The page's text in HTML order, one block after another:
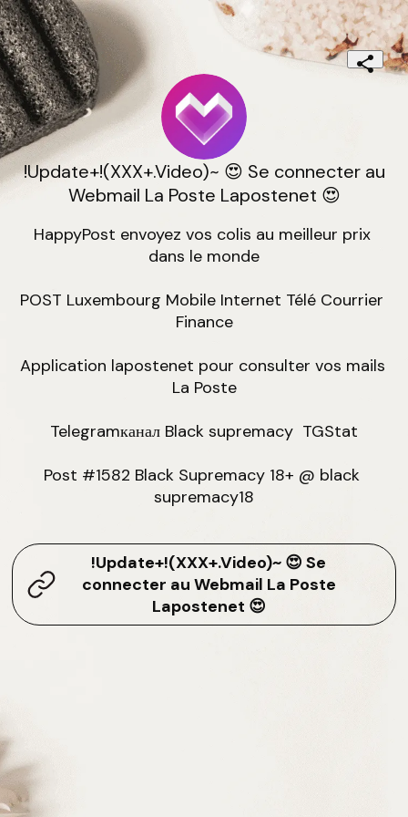
!Update+!(XXX+.Video)~ 😍 Se connecter au
Webmail La Poste Lapostenet 😍
HappyPost envoyez vos colis au meilleur prix
dans le monde
POST Luxembourg Mobile Internet Télé Courrier
Finance
Application lapostenet pour consulter vos mails
La Poste
Telegramканал Black supremacy ️ TGStat
Post #1582 Black Supremacy 18+ @ black
supremacy18
!Update+!(XXX+.Video)~ 😍 Se
connecter au Webmail La Poste
Lapostenet 😍